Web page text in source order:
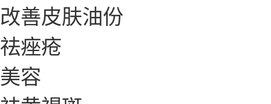
改善皮肤油份
祛痤疮
美容